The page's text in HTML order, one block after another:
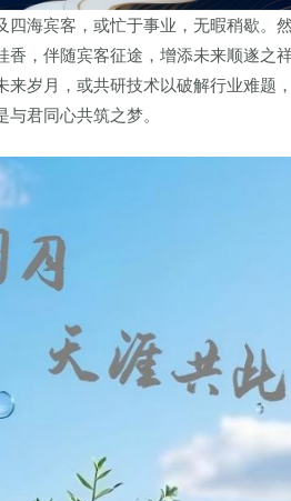
海宾客，或忙于事业，无暇稍歇。
，伴随宾客征途，增添未来顺遂之
岁月，或共研技术以破解行业难题
君同心共筑之梦。